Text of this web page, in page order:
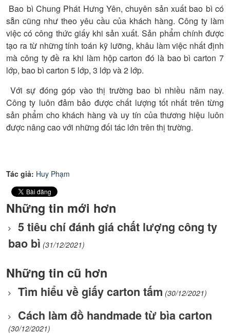
Bao bì Chung Phát Hưng Yên, chuyên sản xuất bao bì có
sẵn cũng như theo yêu cầu của khách hàng. Công ty làm
việc có công thức giấy khi sản xuất. Sản phẩm chính được
tạo ra từ những tính toán kỹ lưỡng, khâu làm việc nhất định
mà công ty đề ra khi làm hộp carton đó là bao bì carton 7
lớp, bao bì carton 5 lớp, 3 lớp và 2 lớp.
Với sự đóng góp vào thị trường bao bì nhiều năm nay.
Công ty luôn đảm bảo được chất lượng tốt nhất trên từng
sản phẩm cho khách hàng và uy tín của thương hiệu luôn
được nâng cao với những đối tác lớn trên thị trường.
Tác giả: Huy Phạm
Những tin mới hơn
5 tiêu chí đánh giá chất lượng công ty
bao bì (31/12/2021)
Những tin cũ hơn
Tìm hiểu về giấy carton tấm (30/12/2021)
Cách làm đồ handmade từ bìa carton
(30/12/2021)